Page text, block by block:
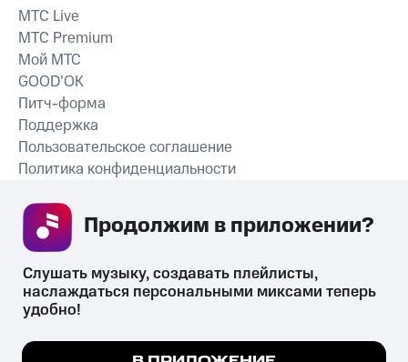
СКАЧАТЬ ПРИЛОЖЕНИЕ
MTС Live
MTС Premium
Мой МТС
GOOD’OK
Питч-форма
Поддержка
Пользовательское соглашение
Политика конфиденциальности
психотропных веществ, их аналогов причиняет вред здоровью,
Мы используем куки, чтобы на сайте все
Слушать музыку, создавать плейлисты,
наслаждаться персональными миксами теперь
удобно!